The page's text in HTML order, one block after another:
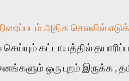
அதிக செலவில்
கட்டாயத்தில்
ஒரு புறம் இருக்க ,